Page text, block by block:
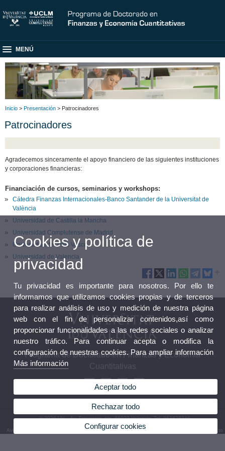
MENÚ
Inicio > Presentación > Patrocinadores
Patrocinadores
Agradecemos sinceramente el apoyo financiero de las siguientes instituciones
y corporaciones financieras:
Financiación de cursos, seminarios y workshops:
Cátedra Finanzas Internacionales-Banco Santander de la Universitat de
València
Universidad de Castilla la Mancha
Universidad Complutense de Madrid
Universidad del País Vasco
Universidad de Valencia
Programa de Doctorado en Finanzas y Economía
Cuantitativas
© 2026 UV. - Av. Tarongers, s/n. 46022 Valencia. Tel. 963828246
Aviso legal Política privacidad|Cookies|Transparencia Buzón de Contacto
Cookies y política de
privacidad
Tu privacidad es importante para nosotros. Por ello te
informamos que utilizamos cookies propias y de terceros
para realizar análisis de uso y medición de nuestra página
web con el fin de personalizar contenidos,así como
proporcionar funcionalidades a las redes sociales o analizar
nuestro tráfico. Para continuar acepta o modifica la
configuración de nuestras cookies. Para ampliar información
Más información
Aceptar todo
Rechazar todo
Configurar cookies